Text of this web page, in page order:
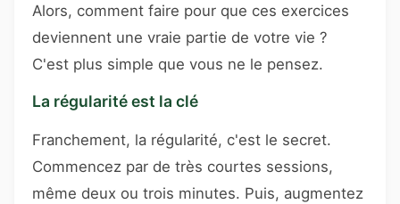
Alors, comment faire pour que ces exercices
deviennent une vraie partie de votre vie ?
C'est plus simple que vous ne le pensez.
La régularité est la clé
Franchement, la régularité, c'est le secret.
Commencez par de très courtes sessions,
même deux ou trois minutes. Puis, augmentez